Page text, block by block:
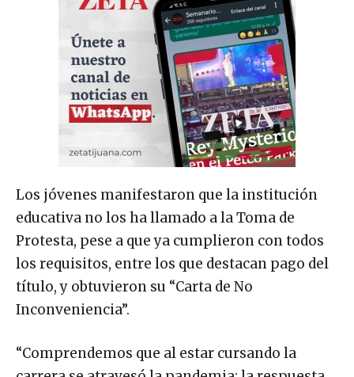
Los jóvenes manifestaron que la institución
educativa no los ha llamado a la Toma de
Protesta, pese a que ya cumplieron con todos
los requisitos, entre los que destacan pago del
título, y obtuvieron su “Carta de No
Inconveniencia”.
“Comprendemos que al estar cursando la